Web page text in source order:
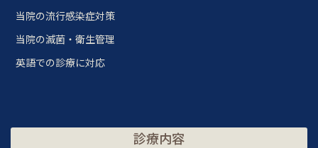
当院の流行感染症対策
当院の滅菌・衛生管理
英語での診療に対応
診療内容